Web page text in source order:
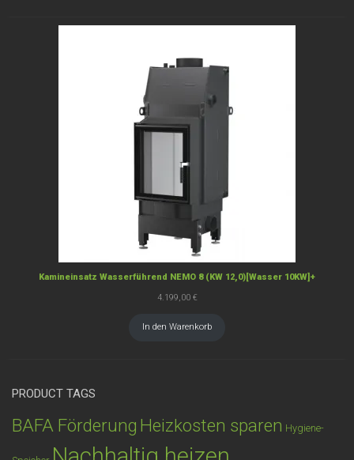
Kamineinsatz Wasserführend NEMO 8 (KW 12,0)[Wasser 10KW]+
4.199,00 €
In den Warenkorb
PRODUCT TAGS
BAFA Förderung Heizkosten sparen Hygiene-